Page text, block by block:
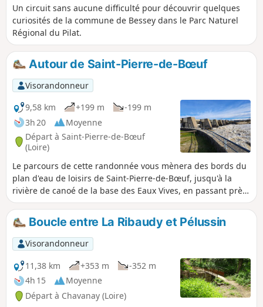
Un circuit sans aucune difficulté pour découvrir quelques
curiosités de la commune de Bessey dans le Parc Naturel
Régional du Pilat.
Autour de Saint-Pierre-de-Bœuf
Visorandonneur
9,58 km
+199 m
-199 m
3h 20
Moyenne
Départ à Saint-Pierre-de-Bœuf
(Loire)
Le parcours de cette randonnée vous mènera des bords du
plan d'eau de loisirs de Saint-Pierre-de-Bœuf, jusqu'à la
rivière de canoé de la base des Eaux Vives, en passant près
du barrage hydraulique sur le Rhône. Ensuite, une petite
grimpette sur les hauteurs de la vallée vous offrira une
belle vue panoramique jusqu'aux Alpes si le temps le
permet.
Boucle entre La Ribaudy et Pélussin
Visorandonneur
11,38 km
+353 m
-352 m
4h 15
Moyenne
Départ à Chavanay (Loire)